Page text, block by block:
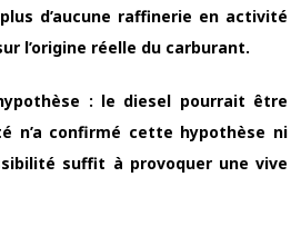
d’aucune raffinerie en activité
l’origine réelle du carburant.
: le diesel pourrait être
n’a confirmé cette hypothèse ni
suffit à provoquer une vive